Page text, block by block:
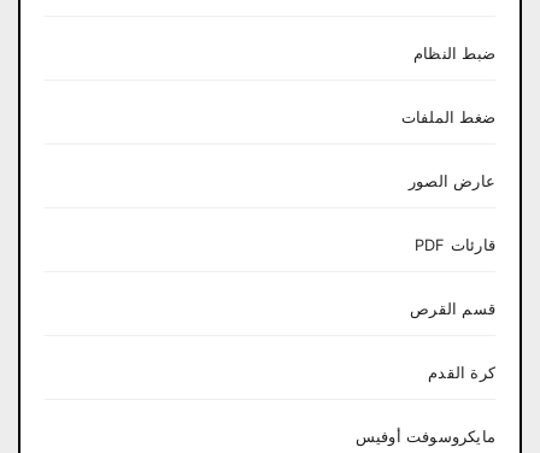
ضبط النظام
ضغط الملفات
عارض الصور
قارئات PDF
قسم القرص
كرة القدم
مايكروسوفت أوفيس